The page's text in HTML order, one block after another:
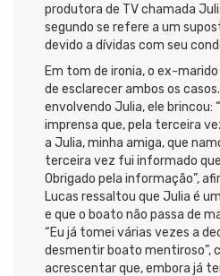
produtora de TV chamada
segundo se refere a um
devido a dívidas com seu
Em tom de ironia, o ex-
de esclarecer ambos os
envolvendo Julia, ele brincou:
imprensa que, pela terceira
a Julia, minha amiga, que
terceira vez fui informado
Obrigado pela informação”,
Lucas ressaltou que Julia é
e que o boato não passa de
“Eu já tomei várias vezes a
desmentir boato mentiroso”,
acrescentar que, embora já